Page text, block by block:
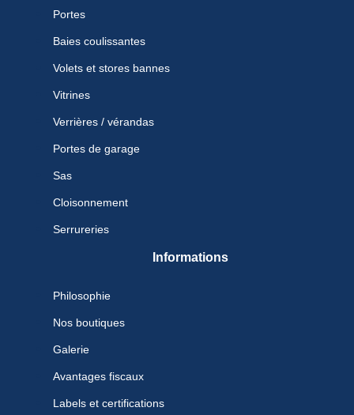
Portes
Baies coulissantes
Volets et stores bannes
Vitrines
Verrières / vérandas
Portes de garage
Sas
Cloisonnement
Serrureries
Informations
Philosophie
Nos boutiques
Galerie
Avantages fiscaux
Labels et certifications